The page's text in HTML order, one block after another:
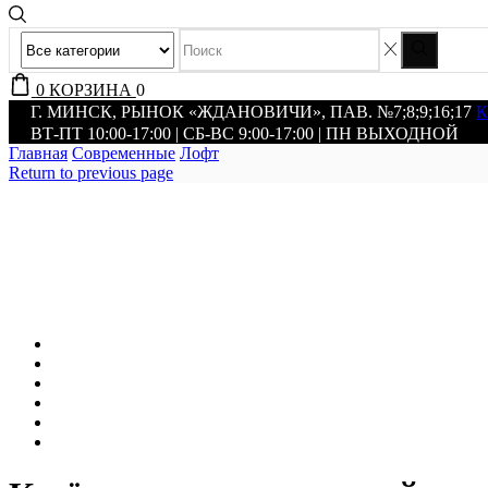
0 КОРЗИНА 0
Г. МИНСК, РЫНОК «ЖДАНОВИЧИ», ПАВ. №7;8;9;16;17
ВТ-ПТ 10:00-17:00 | СБ-ВС 9:00-17:00 | ПН ВЫХОДНОЙ
Главная Современные Лофт
Return to previous page